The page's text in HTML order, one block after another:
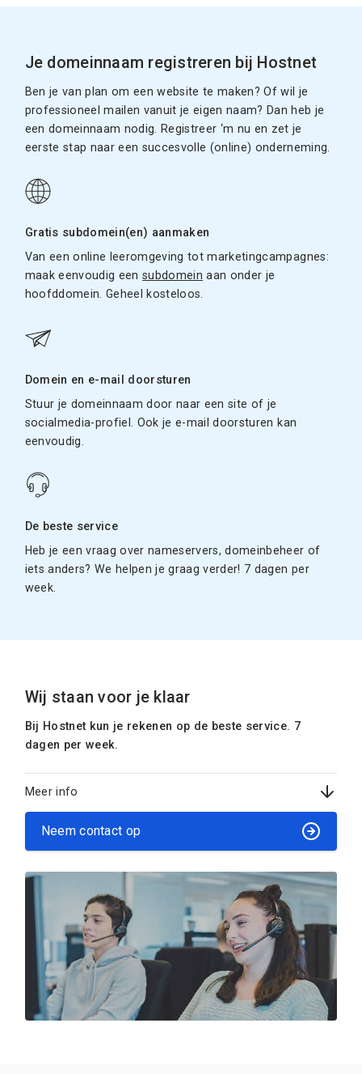
Je domeinnaam registreren bij Hostnet
Ben je van plan om een website te maken? Of wil je
professioneel mailen vanuit je eigen naam? Dan heb je
een domeinnaam nodig. Registreer ‘m nu en zet je
eerste stap naar een succesvolle (online) onderneming.
Gratis subdomein(en) aanmaken
Van een online leeromgeving tot marketingcampagnes:
maak eenvoudig eensubdomein aan onder je
hoofddomein. Geheel kosteloos.
Domein en e-mail doorsturen
Stuur je domeinnaam door naar een site of je
socialmedia-profiel. Ook je e-mail doorsturen kan
eenvoudig.
De beste service
Heb je een vraag over nameservers, domeinbeheer of
iets anders? We helpen je graag verder! 7 dagen per
week.
Wij staan voor je klaar
Bij Hostnet kun je rekenen op de beste service. 7
dagen per week.
Meer info
Neem contact op